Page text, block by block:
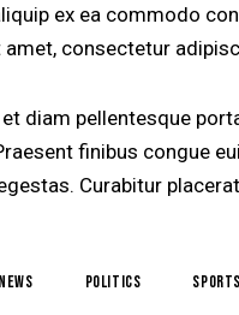
ex ea commodo
consectetur
diam pellentesque
finibus congue
Curabitur
news politics sports